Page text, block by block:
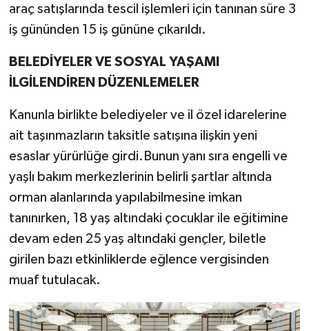
araç satışlarında tescil işlemleri için tanınan süre 3
iş gününden 15 iş gününe çıkarıldı.
BELEDİYELER VE SOSYAL YAŞAMI
İLGİLENDİREN DÜZENLEMELER
Kanunla birlikte belediyeler ve il özel idarelerine
ait taşınmazların taksitle satışına ilişkin yeni
esaslar yürürlüğe girdi.Bunun yanı sıra engelli ve
yaşlı bakım merkezlerinin belirli şartlar altında
orman alanlarında yapılabilmesine imkan
tanınırken, 18 yaş altındaki çocuklar ile eğitimine
devam eden 25 yaş altındaki gençler, biletle
girilen bazı etkinliklerde eğlence vergisinden
muaf tutulacak.